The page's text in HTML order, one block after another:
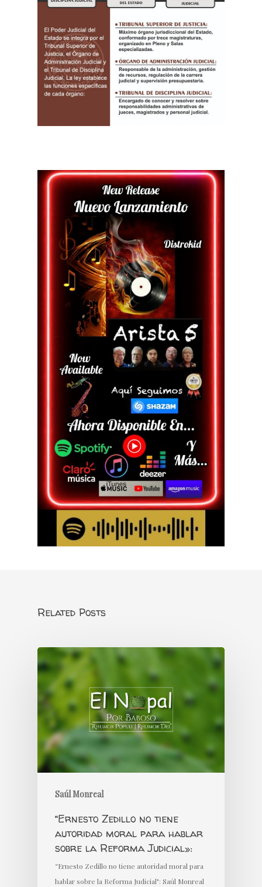
Related Posts
Saúl Monreal
“Ernesto Zedillo no tiene
autoridad moral para hablar
sobre la Reforma Judicial»:
“Ernesto Zedillo no tiene autoridad moral para
hablar sobre la Reforma Judicial": Saúl Monreal